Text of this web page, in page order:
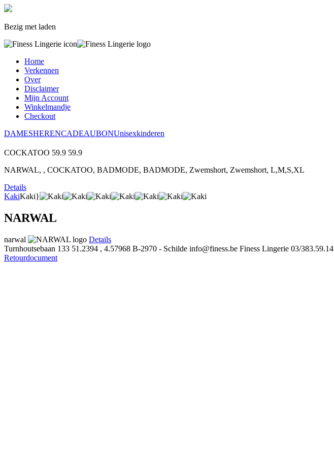
Bezig met laden
Home
Verkennen
Over
Disclaimer
Mijn Account
Winkelmandje
Checkout
DAMESHERENCADEAUBONUnisexkinderen
COCKATOO 59.9 59.9
NARWAL, , COCKATOO, BADMODE, BADMODE, Zwemshort, Zwemshort, L,M,S,XL
Details
KakiKaki}
NARWAL
narwal
Details
Turnhoutsebaan 133 51.2394 , 4.57968 B-2970 - Schilde info@finess.be Finess Lingerie 03/383.59.14
Retourdocument